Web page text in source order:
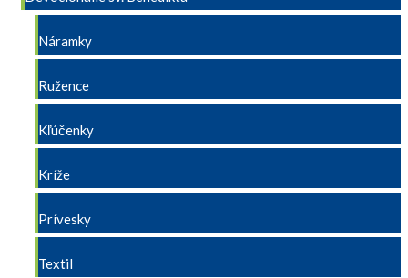
Náramky
Ružence
Kľúčenky
Kríže
Prívesky
Textil